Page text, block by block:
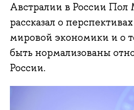
Австралии в России Пол
рассказал о
мировой экономики и о
быть нормализованы
России.